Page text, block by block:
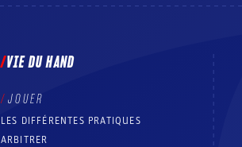
VIE DU HAND
JOUER
LES DIFFÉRENTES PRATIQUES
ARBITRER